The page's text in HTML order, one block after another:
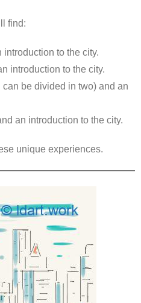
find:
introduction to the city.
introduction to the city.
can be divided in two) and an
an introduction to the city.
unique experiences.